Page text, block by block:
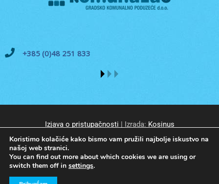
+385 (0)48 251 833
Izjava o pristupačnosti | Izrada: Kosinus
© GKP Komunalac Koprivnica d.o.o. Sva prava pridržana.
Koristimo kolačiće kako bismo vam pružili najbolje iskustvo na
našoj web stranici.
You can find out more about which cookies we are using or
switch them off in settings.